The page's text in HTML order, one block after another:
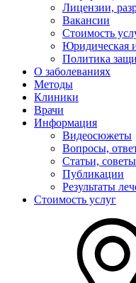
Лицензии,
Вакансии
Стоимость
Юридическая
Политика
О заболеваниях
Методы
Клиники
Врачи
Информация
Видеосюжеты
Вопросы,
Статьи, советы
Публикации
Результаты
Стоимость услуг